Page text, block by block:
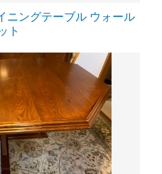
ニングテーブル ウォール
ト